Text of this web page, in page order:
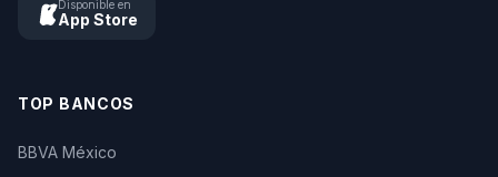
Disponible en
App Store
TOP BANCOS
BBVA México